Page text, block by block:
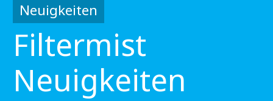
Neuigkeiten
Filtermist
Neuigkeiten